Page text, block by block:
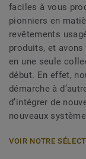
faciles à vous
pionniers en
revêtements
produits, et
en une seule
début. En effet,
démarche à
d’intégrer de
nouveaux
VOIR NOTRE